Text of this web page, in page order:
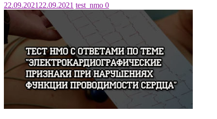
22.09.2021 22.09.2021 test_nmo 0